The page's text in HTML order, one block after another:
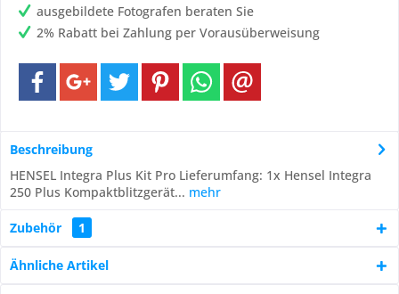
ausgebildete Fotografen beraten Sie
2% Rabatt bei Zahlung per Vorausüberweisung
Beschreibung
HENSEL Integra Plus Kit Pro Lieferumfang: 1x Hensel Integra
250 Plus Kompaktblitzgerät... mehr
Zubehör 1
Ähnliche Artikel